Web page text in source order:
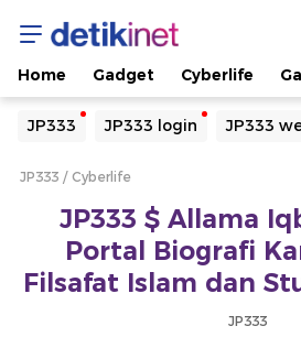
Home Gadget Cyberlife
JP333 JP333 login JP333
Yang sedang ramai dicari
Loading...
Loading...
JP333 Cyberlife
JP333 $ Allama
Portal Biografi
Filsafat Islam dan
JP333